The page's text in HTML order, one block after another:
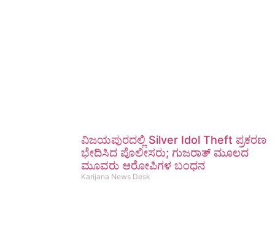
ವಿಜಯಪುರದಲ್ಲಿ Silver Idol Theft ಪ್ರಕರಣ
ಭೇದಿಸಿದ ಪೊಲೀಸರು; ಗುಜರಾತ್ ಮೂಲದ
ಮೂವರು ಆರೋಪಿಗಳ ಬಂಧನ
Karijana News Desk